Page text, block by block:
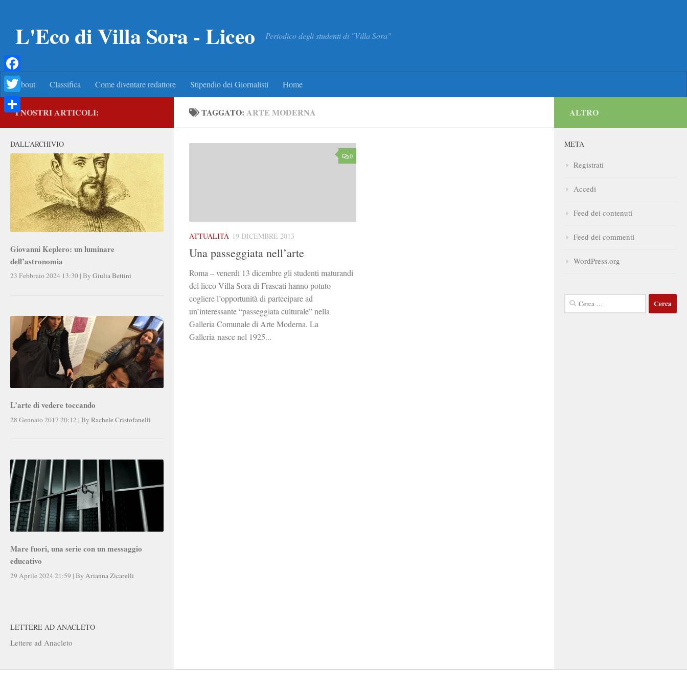
L'Eco di Villa Sora - Liceo Periodico degli studenti di "Villa Sora"
About Classifica Come diventare redattore Stipendio dei Giornalisti Home
TAGGATO: ARTE MODERNA
0
ATTUALITÀ 19 DICEMBRE 2013
Una passeggiata nell’arte
Roma – venerdì 13 dicembre gli studenti maturandi
del liceo Villa Sora di Frascati hanno potuto
cogliere l’opportunità di partecipare ad
un’interessante “passeggiata culturale” nella
Galleria Comunale di Arte Moderna. La
Galleria nasce nel 1925...
I NOSTRI ARTICOLI:
DALL’ARCHIVIO
Giovanni Keplero: un luminare
dell’astronomia
23 Febbraio 2024 13:30 | By Giulia Bettini
L’arte di vedere toccando
28 Gennaio 2017 20:12 | By Rachele Cristofanelli
Mare fuori, una serie con un messaggio
educativo
29 Aprile 2024 21:59 | By Arianna Zicarelli
LETTERE AD ANACLETO
Lettere ad Anacleto
ALTRO
META
Registrati
Accedi
Feed dei contenuti
Feed dei commenti
WordPress.org
Ricerca
per:
Facebook
Twitter